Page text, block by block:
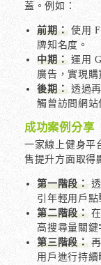
蓋。例如：
前期： 使用
牌知名度。
中期： 運用
廣告，實現購
後期： 透過
觸曾訪問網站
成功案例分享
一家線上健身平
售提升方面取得
第一階段：透
引年輕用戶
第二階段：在
高搜尋量關鍵
第三階段：再
用戶進行持續